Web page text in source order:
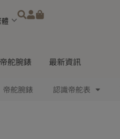
舵腕錶 最新資訊
帝舵腕錶 認識帝舵表